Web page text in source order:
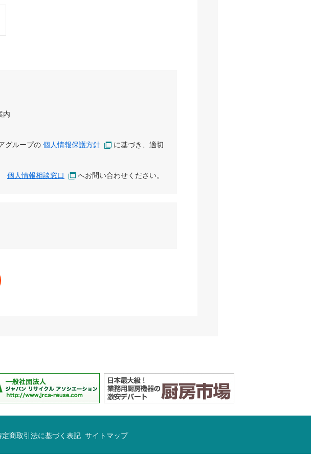
内
グループの 個人情報保護方針
に基づき、適切
個人情報相談窓口 へお問い合わせください。
定商取引法に基づく表記 サイトマップ